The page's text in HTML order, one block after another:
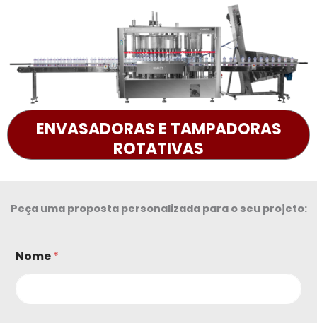
ENVASADORAS E TAMPADORAS
ROTATIVAS
Peça uma proposta personalizada para o seu projeto:
Nome*